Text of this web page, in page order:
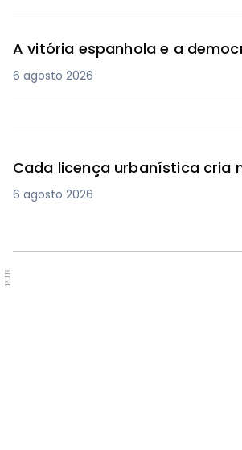
A vitória espanhola e a
6 agosto 2026
Cada licença urbanística cria
6 agosto 2026
PUB.